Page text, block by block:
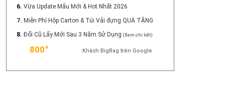
6. Vừa Update Mẫu Mới & Hot Nhất 2026
7. Miễn Phí Hộp Carton & Túi Vải đựng QUÀ TẶNG
8. Đổi Cũ Lấy Mới Sau 3 Năm Sử Dụng (Xem chi tiết)
800+ Khách BigBag trên Google